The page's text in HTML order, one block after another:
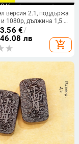
версия 2.1, поддържа
и 1080p, дължина 1,5 м,
€/
лв
add_shopping_cart